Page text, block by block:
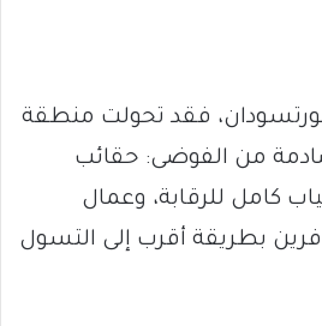
فقد تحولت منطقة
من الفوضى: حقائب
كامل للرقابة، وعمال
بطريقة أقرب إلى التسول